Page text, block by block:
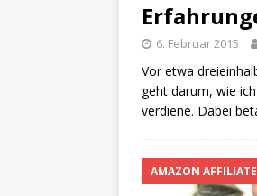
6. Februar 2015
Vor etwa
geht darum, wie
verdiene. Dabei
AMAZON